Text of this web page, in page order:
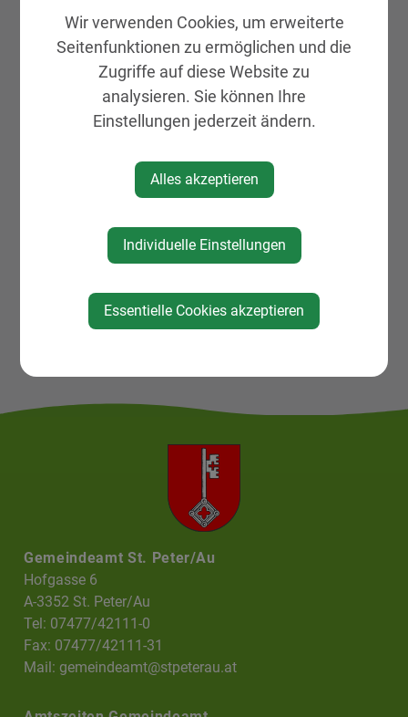
Wirtschaft
Natur, Sport & Erholung
Gemeinde, Geschichte, Gebiete
Vereine & Organisationen
Mein Eintrag
Projekte & Initiativen
Gemeindeamt St. Peter/Au
Hofgasse 6
A-3352 St. Peter/Au
Tel: 07477/42111-0
Fax: 07477/42111-31
Mail:gemeindeamt@stpeterau.at
Wir verwenden Cookies, um erweiterte
Seitenfunktionen zu ermöglichen und die
Zugriffe auf diese Website zu
analysieren. Sie können Ihre
Einstellungen jederzeit ändern.
Alles akzeptieren
Individuelle Einstellungen
Essentielle Cookies akzeptieren